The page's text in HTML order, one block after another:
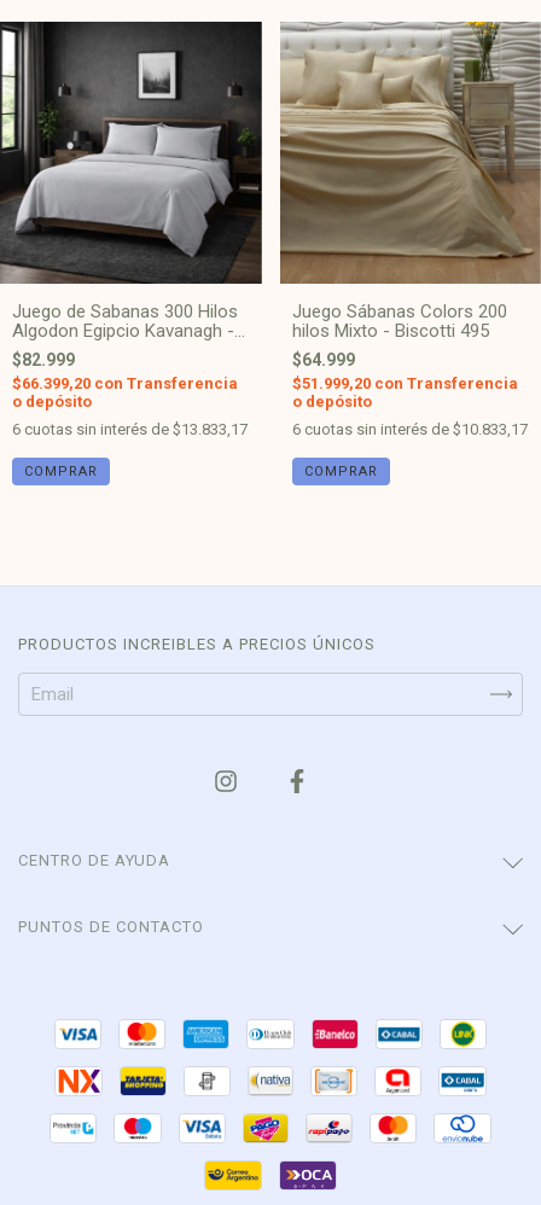
Juego de Sabanas 300 Hilos
Algodon Egipcio Kavanagh -
Gris claro
$82.999
$66.399,20 con Transferencia
o depósito
6 cuotas sin interés de $13.833,17
COMPRAR
Juego Sábanas Colors 200
hilos Mixto - Biscotti 495
$64.999
$51.999,20 con Transferencia
o depósito
6 cuotas sin interés de $10.833,17
COMPRAR
PRODUCTOS INCREIBLES A PRECIOS ÚNICOS
CENTRO DE AYUDA
PUNTOS DE CONTACTO